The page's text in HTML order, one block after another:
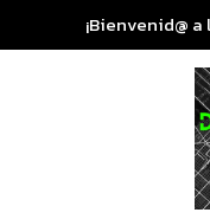
¡Bienvenid@